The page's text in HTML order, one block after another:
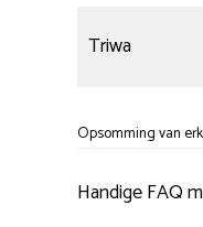
Triwa
Opsomming van
Handige FAQ